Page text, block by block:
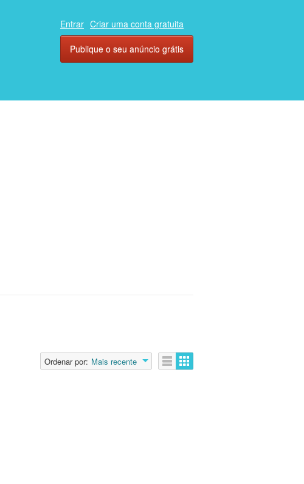
Entrar Criar uma conta gratuita
Publique o seu anúncio grátis
Ordenar por: Mais recente